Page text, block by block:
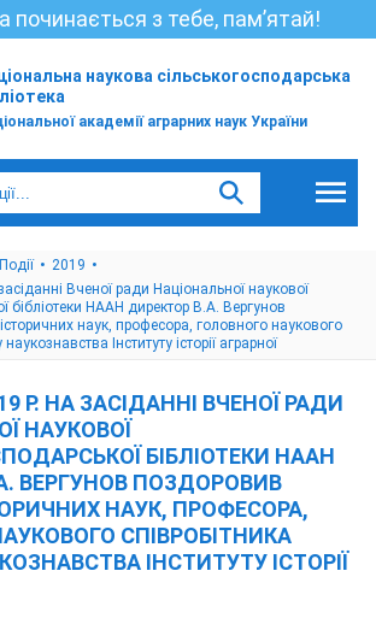
починається з тебе, пам’ятай!
наукова сільськогосподарська
академії аграрних наук України
Події
2019
Вченої ради Національної наукової
бібліотеки НААН директор В.А. Вергунов
наук, професора, головного наукового
Інституту історії аграрної
Р. НА ЗАСІДАННІ ВЧЕНОЇ РАДИ
НАУКОВОЇ
БІБЛІОТЕКИ НААН
ВЕРГУНОВ ПОЗДОРОВИВ
НАУК, ПРОФЕСОРА,
СПІВРОБІТНИКА
ІНСТИТУТУ ІСТОРІЇ